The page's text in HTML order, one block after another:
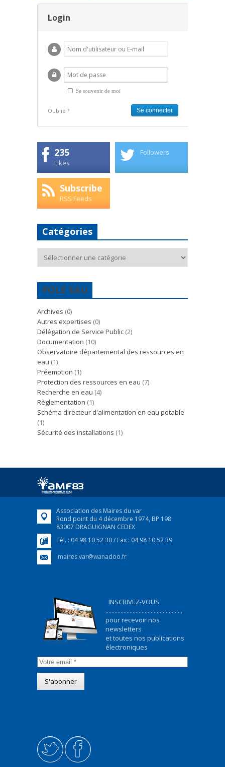
Login
Se souvenir de moi
Oublié ?
235
Likes
Followers
Subscribe
RSS Feeds
Catégories
POLE EAU
Archives (0)
Autres expertises (0)
Délégation de Service Public (2)
Documentation (10)
Observatoire départemental des ressources en
eau (1)
Préemption (1)
Protection des ressources en eau (7)
Recherche en eau (4)
Règlementation (1)
Schéma directeur d'alimentation en eau potable
(1)
Sécurité des installations (1)
Association des Maires du var
Rond point du 4 décembre 1974, BP 198
83007 DRAGUIGNAN CEDEX
Tél. : 04 98 10 52 30 / Fax : 04 98 10 52 39
maires.var@wanadoo.fr
INSCRIVEZ-VOUS
...................................................
pour recevoir nos
newsletters
et toutes nos publications
électroniques